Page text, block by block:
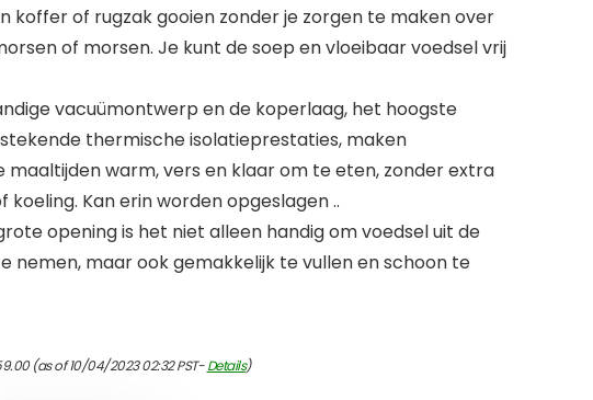
koffer of rugzak gooien zonder je zorgen te maken over
of morsen. Je kunt de soep en vloeibaar voedsel vrij
vacuümontwerp en de koperlaag, het hoogste
thermische isolatieprestaties, maken
maaltijden warm, vers en klaar om te eten, zonder extra
koeling. Kan erin worden opgeslagen ..
opening is het niet alleen handig om voedsel uit de
nemen, maar ook gemakkelijk te vullen en schoon te
(as of 10/04/2023 02:32 PST-Details)